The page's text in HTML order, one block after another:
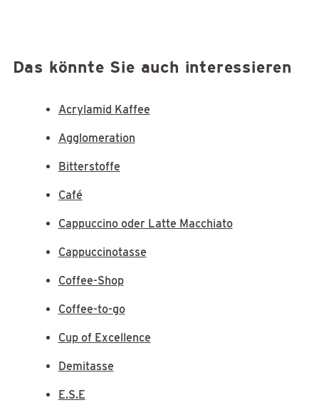
Das könnte Sie auch interessieren
Acrylamid Kaffee
Agglomeration
Bitterstoffe
Café
Cappuccino oder Latte Macchiato
Cappuccinotasse
Coffee-Shop
Coffee-to-go
Cup of Excellence
Demitasse
E.S.E